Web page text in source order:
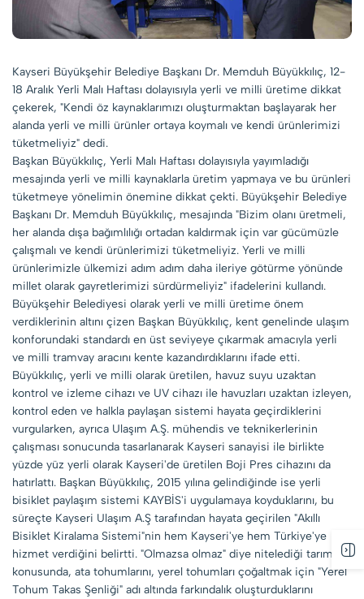
Kayseri Büyükşehir Belediye Başkanı Dr. Memduh Büyükkılıç, 12-
18 Aralık Yerli Malı Haftası dolayısıyla yerli ve milli üretime dikkat
çekerek, "Kendi öz kaynaklarımızı oluşturmaktan başlayarak her
alanda yerli ve milli ürünler ortaya koymalı ve kendi ürünlerimizi
tüketmeliyiz" dedi.
Başkan Büyükkılıç, Yerli Malı Haftası dolayısıyla yayımladığı
mesajında yerli ve milli kaynaklarla üretim yapmaya ve bu ürünleri
tüketmeye yönelimin önemine dikkat çekti. Büyükşehir Belediye
Başkanı Dr. Memduh Büyükkılıç, mesajında "Bizim olanı üretmeli,
her alanda dışa bağımlılığı ortadan kaldırmak için var gücümüzle
çalışmalı ve kendi ürünlerimizi tüketmeliyiz. Yerli ve milli
ürünlerimizle ülkemizi adım adım daha ileriye götürme yönünde
millet olarak gayretlerimizi sürdürmeliyiz" ifadelerini kullandı.
Büyükşehir Belediyesi olarak yerli ve milli üretime önem
verdiklerinin altını çizen Başkan Büyükkılıç, kent genelinde ulaşım
konforundaki standardı en üst seviyeye çıkarmak amacıyla yerli
ve milli tramvay aracını kente kazandırdıklarını ifade etti.
Büyükkılıç, yerli ve milli olarak üretilen, havuz suyu uzaktan
kontrol ve izleme cihazı ve UV cihazı ile havuzları uzaktan izleyen,
kontrol eden ve halkla paylaşan sistemi hayata geçirdiklerini
vurgularken, ayrıca Ulaşım A.Ş. mühendis ve teknikerlerinin
çalışması sonucunda tasarlanarak Kayseri sanayisi ile birlikte
yüzde yüz yerli olarak Kayseri'de üretilen Boji Pres cihazını da
hatırlattı. Başkan Büyükkılıç, 2015 yılına gelindiğinde ise yerli
bisiklet paylaşım sistemi KAYBİS'i uygulamaya koyduklarını, bu
süreçte Kayseri Ulaşım A.Ş tarafından hayata geçirilen "Akıllı
Bisiklet Kiralama Sistemi"nin hem Kayseri'ye hem Türkiye'ye
hizmet verdiğini belirtti. "Olmazsa olmaz" diye nitelediği tarım
konusunda, ata tohumlarını, yerel tohumları çoğaltmak için "Yerel
Tohum Takas Şenliği" adı altında farkındalık oluşturduklarını